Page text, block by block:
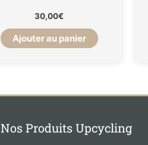
30,00€
Ajouter au panier
Nos Produits Upcycling